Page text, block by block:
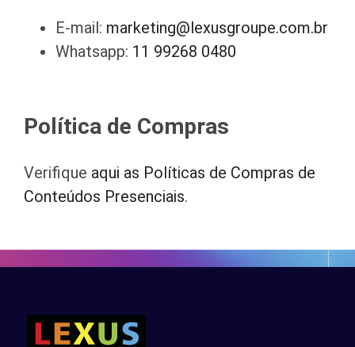
E-mail: marketing@lexusgroupe.com.br
Whatsapp: 11 99268 0480
Política de Compras
Verifique aqui as Políticas de Compras de
Conteúdos Presenciais.